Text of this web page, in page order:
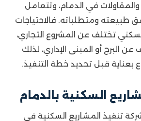
في الدمام، وتتعامل
ومتطلباته. فالاحتياجات
تختلف عن المشروع التجاري،
البرج أو المبنى الإداري، لذلك
بعناية قبل تحديد خطة التنفيذ.
تنفيذ المشاريع السكنية في